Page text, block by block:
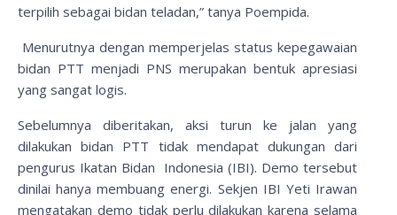
terpilih sebagai bidan teladan,” tanya Poempida.
Menurutnya dengan memperjelas status kepegawaian
bidan PTT menjadi PNS merupakan bentuk apresiasi
yang sangat logis.
Sebelumnya diberitakan, aksi turun ke jalan yang
dilakukan bidan PTT tidak mendapat dukungan dari
pengurus Ikatan Bidan Indonesia (IBI). Demo tersebut
dinilai hanya membuang energi. Sekjen IBI Yeti Irawan
mengatakan demo tidak perlu dilakukan karena selama